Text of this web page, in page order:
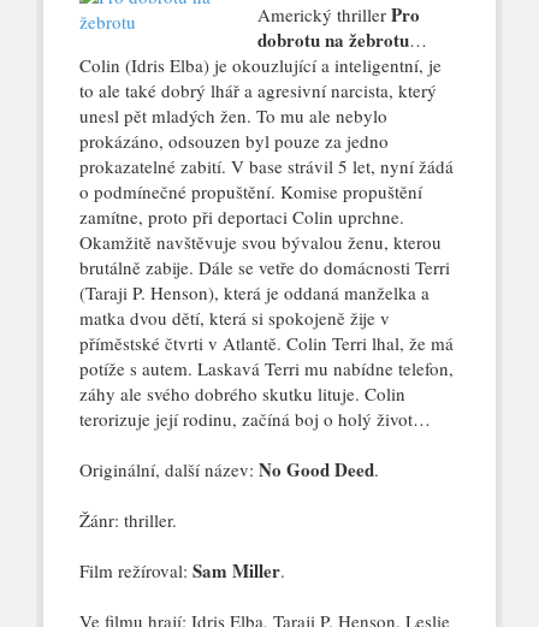
Americký thriller Pro
dobrotu na žebrotu…
Colin (Idris Elba) je okouzlující a inteligentní, je
to ale také dobrý lhář a agresivní narcista, který
unesl pět mladých žen. To mu ale nebylo
prokázáno, odsouzen byl pouze za jedno
prokazatelné zabití. V base strávil 5 let, nyní žádá
o podmínečné propuštění. Komise propuštění
zamítne, proto při deportaci Colin uprchne.
Okamžitě navštěvuje svou bývalou ženu, kterou
brutálně zabije. Dále se vetře do domácnosti Terri
(Taraji P. Henson), která je oddaná manželka a
matka dvou dětí, která si spokojeně žije v
příměstské čtvrti v Atlantě. Colin Terri lhal, že má
potíže s autem. Laskavá Terri mu nabídne telefon,
záhy ale svého dobrého skutku lituje. Colin
terorizuje její rodinu, začíná boj o holý život…
Originální, další název: No Good Deed.
Žánr: thriller.
Film režíroval: Sam Miller.
Ve filmu hrají: Idris Elba, Taraji P. Henson, Leslie